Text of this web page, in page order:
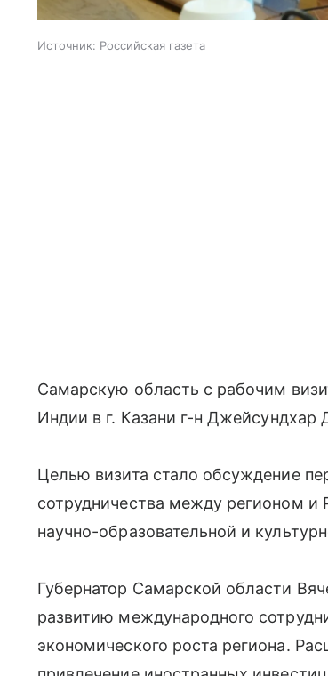
Источник: Российская газета
Самарскую область с рабочим
Индии в г. Казани г-н Джейсундхар
Целью визита стало обсуждение
сотрудничества между регионом и
научно-образовательной и
Губернатор Самарской области
развитию международного
экономического роста региона.